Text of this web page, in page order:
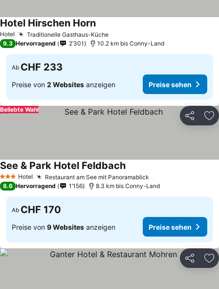
Hotel Traditionelle Gasthaus-KüchePreise sehen
Hotel Hirschen HornPreise sehen
9.3 Hervorragend 2’301 10.2 km bis Conny-Land
Ab CHF 233
Preise von 2 Websites anzeigen Preise sehen
Teilen
Beliebte Wahl
3 SterneHotel Restaurant am See mit Panoramablick
See & Park Hotel FeldbachPreise sehen
8.6 Hervorragend 1’156 8.3 km bis Conny-Land
Ab CHF 170
Preise von 9 Websites anzeigen Preise sehen
Teilen